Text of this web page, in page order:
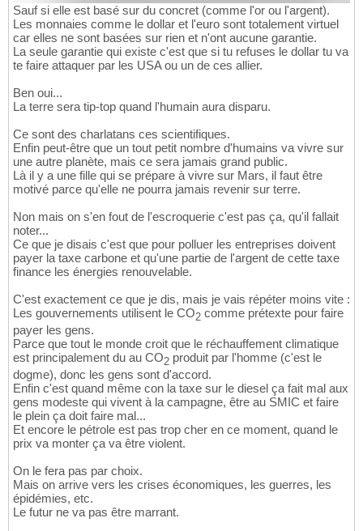
Sauf si elle est basé sur du concret (comme l'or ou l'argent).
Les monnaies comme le dollar et l'euro sont totalement virtuel
car elles ne sont basées sur rien et n'ont aucune garantie.
La seule garantie qui existe c'est que si tu refuses le dollar tu va
te faire attaquer par les USA ou un de ces allier.
Ben oui...
La terre sera tip-top quand l'humain aura disparu.
Ce sont des charlatans ces scientifiques.
Enfin peut-être que un tout petit nombre d'humains va vivre sur
une autre planète, mais ce sera jamais grand public.
Là il y a une fille qui se prépare à vivre sur Mars, il faut être
motivé parce qu'elle ne pourra jamais revenir sur terre.
Non mais on s'en fout de l'escroquerie c'est pas ça, qu'il fallait
noter...
Ce que je disais c'est que pour polluer les entreprises doivent
payer la taxe carbone et qu'une partie de l'argent de cette taxe
finance les énergies renouvelable.
C'est exactement ce que je dis, mais je vais répéter moins vite :
Les gouvernements utilisent le CO2 comme prétexte pour faire
payer les gens.
Parce que tout le monde croit que le réchauffement climatique
est principalement du au CO2 produit par l'homme (c'est le
dogme), donc les gens sont d'accord.
Enfin c'est quand même con la taxe sur le diesel ça fait mal aux
gens modeste qui vivent à la campagne, être au SMIC et faire
le plein ça doit faire mal...
Et encore le pétrole est pas trop cher en ce moment, quand le
prix va monter ça va être violent.
On le fera pas par choix.
Mais on arrive vers les crises économiques, les guerres, les
épidémies, etc.
Le futur ne va pas être marrant.